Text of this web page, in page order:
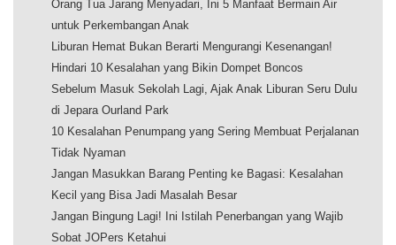
Orang Tua Jarang Menyadari, Ini 5 Manfaat Bermain Air
untuk Perkembangan Anak
Liburan Hemat Bukan Berarti Mengurangi Kesenangan!
Hindari 10 Kesalahan yang Bikin Dompet Boncos
Sebelum Masuk Sekolah Lagi, Ajak Anak Liburan Seru Dulu
di Jepara Ourland Park
10 Kesalahan Penumpang yang Sering Membuat Perjalanan
Tidak Nyaman
Jangan Masukkan Barang Penting ke Bagasi: Kesalahan
Kecil yang Bisa Jadi Masalah Besar
Jangan Bingung Lagi! Ini Istilah Penerbangan yang Wajib
Sobat JOPers Ketahui